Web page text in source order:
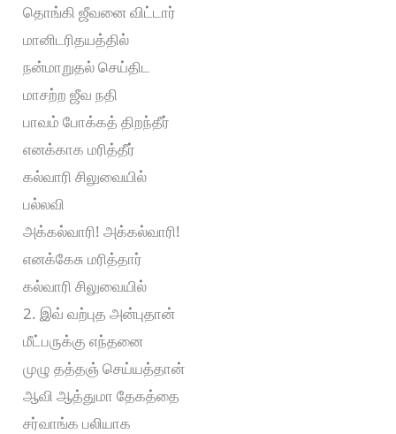
தொங்கி ஜீவனை விட்டார்
மானிடரிதயத்தில்
நன்மாறுதல் செய்திட
மாசற்ற ஜீவ நதி
பாவம் போக்கத் திறந்தீர்
எனக்காக மரித்தீர்
கல்வாரி சிலுவையில்
பல்லவி
அக்கல்வாரி! அக்கல்வாரி!
எனக்கேசு மரித்தார்
கல்வாரி சிலுவையில்
2. இவ் வற்புத அன்புதான்
மீட்பருக்கு எந்தனை
முழு தத்தஞ் செய்யத்தான்
ஆவி ஆத்துமா தேகத்தை
சர்வாங்க பலியாக